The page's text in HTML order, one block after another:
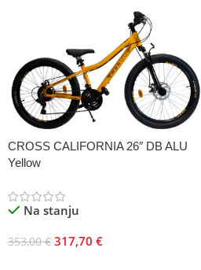
CROSS CALIFORNIA 26″ DB ALU
Yellow
Na stanju
353,00€ 317,70 €